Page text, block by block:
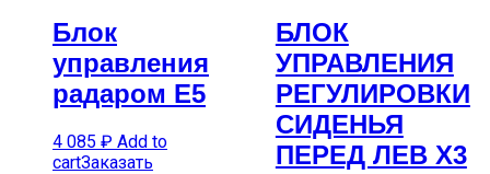
Блок
управления
радаром E5
4 085 ₽ Add to
cartЗаказать
БЛОК
УПРАВЛЕНИЯ
РЕГУЛИРОВКИ
СИДЕНЬЯ
ПЕРЕД ЛЕВ X3